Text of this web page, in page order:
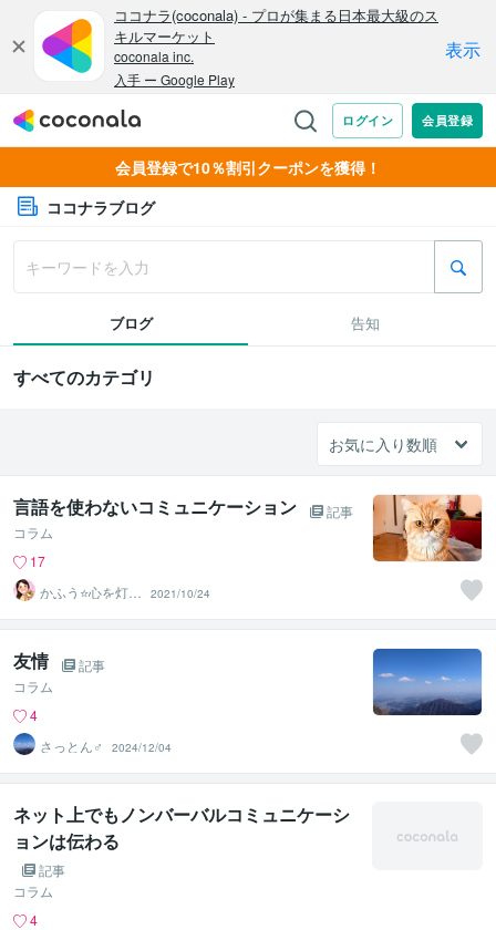
会員登録で10％割引クーポンを獲得！
ココナラブログ
ブログ 告知
すべてのカテゴリ
言語を使わないコミュニケーション
記事
コラム
17
かふう⭐️心を灯す
女性カウンセラ
ー
2021/10/24
友情
記事
コラム
4
さっとん♂
2024/12/04
ネット上でもノンバーバルコミュニケーシ
ョンは伝わる
記事
コラム
4